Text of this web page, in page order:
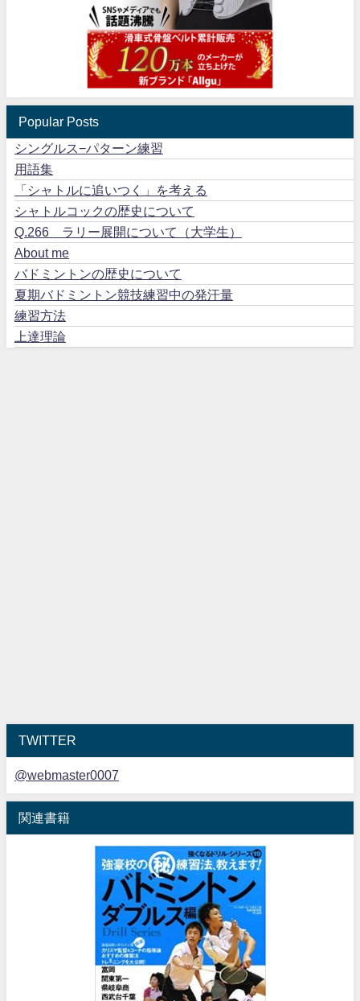
Popular Posts
シングルス−パターン練習
用語集
「シャトルに追いつく」を考える
シャトルコックの歴史について
Q.266 ラリー展開について（大学生）
About me
バドミントンの歴史について
夏期バドミントン競技練習中の発汗量
練習方法
上達理論
TWITTER
@webmaster0007
関連書籍